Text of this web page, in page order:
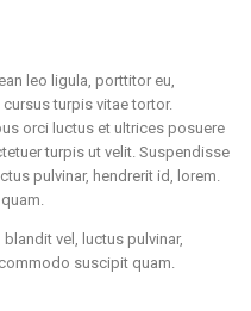
leo ligula, porttitor eu,
turpis vitae tortor.
orci luctus et ultrices posuere
turpis ut velit. Suspendisse
pulvinar, hendrerit id, lorem.
vel, luctus pulvinar,
suscipit quam.